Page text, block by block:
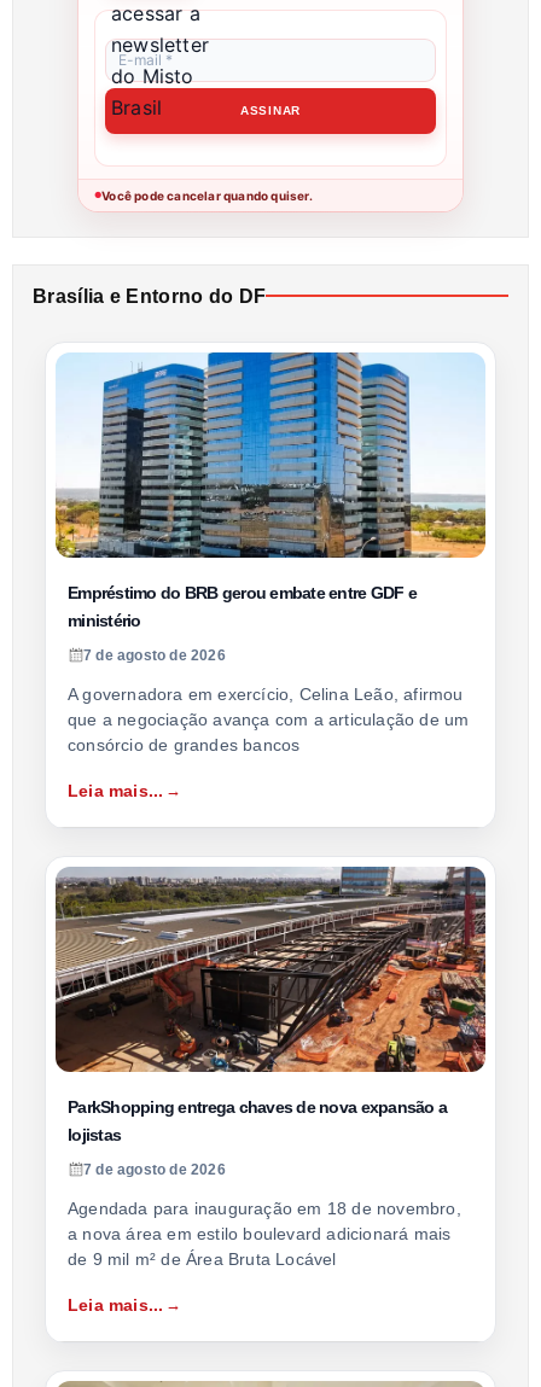
●Você pode cancelar quando quiser.
Brasília e Entorno do DF
Empréstimo do BRB gerou embate entre GDF e
ministério
7 de agosto de 2026
A governadora em exercício, Celina Leão, afirmou
que a negociação avança com a articulação de um
consórcio de grandes bancos
Leia mais...
ParkShopping entrega chaves de nova expansão a
lojistas
7 de agosto de 2026
Agendada para inauguração em 18 de novembro,
a nova área em estilo boulevard adicionará mais
de 9 mil m² de Área Bruta Locável
Leia mais...